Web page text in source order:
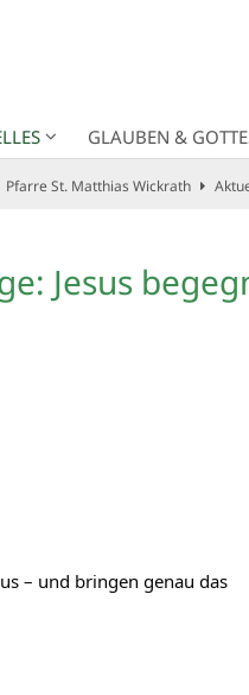
GLAUBEN &
Pfarre St. Matthias Wickrath
Jesus
– und bringen genau das